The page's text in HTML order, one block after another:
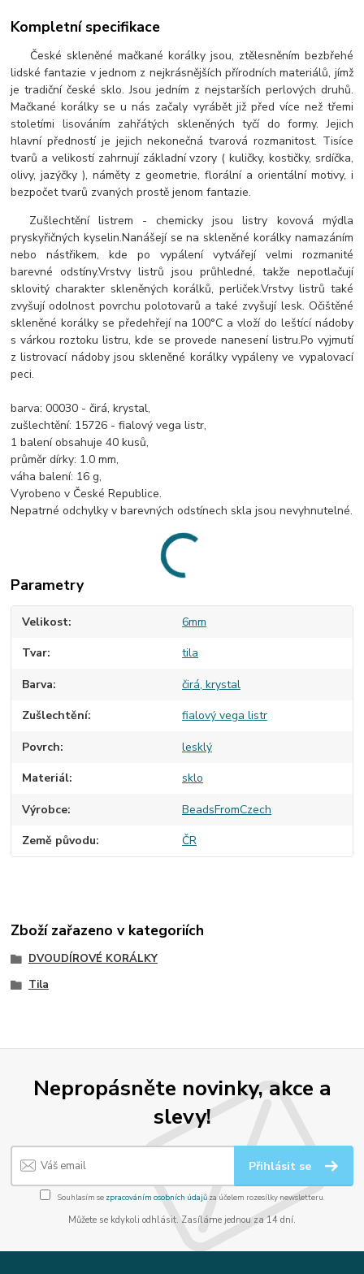
Kompletní specifikace
České skleněné mačkané korálky jsou, ztělesněním bezbřehé
lidské fantazie v jednom z nejkrásnějších přírodních materiálů, jímž
je tradiční české sklo. Jsou jedním z nejstarších perlových druhů.
Mačkané korálky se u nás začaly vyrábět již před více než třemi
stoletími lisováním zahřátých skleněných tyčí do formy. Jejich
hlavní předností je jejich nekonečná tvarová rozmanitost. Tisíce
tvarů a velikostí zahrnují základní vzory ( kuličky, kostičky, srdíčka,
olivy, jazýčky ), náměty z geometrie, florální a orientální motivy, i
bezpočet tvarů zvaných prostě jenom fantazie.
Zušlechtění listrem - chemicky jsou listry kovová mýdla
pryskyřičných kyselin.Nanášejí se na skleněné korálky namazáním
nebo nástřikem, kde po vypálení vytvářejí velmi rozmanité
barevné odstíny.Vrstvy listrů jsou průhledné, takže nepotlačují
sklovitý charakter skleněných korálků, perliček.Vrstvy listrů také
zvyšují odolnost povrchu polotovarů a také zvyšují lesk. Očištěné
skleněné korálky se předehřejí na 100°C a vloží do leštící nádoby
s várkou roztoku listru, kde se provede nanesení listru.Po vyjmutí
z listrovací nádoby jsou skleněné korálky vypáleny ve vypalovací
peci.
barva: 00030 - čirá, krystal,
zušlechtění: 15726 - fialový vega listr,
1 balení obsahuje 40 kusů,
průměr dírky: 1.0 mm,
váha balení: 16 g,
Vyrobeno v České Republice.
Nepatrné odchylky v barevných odstínech skla jsou nevyhnutelné.
Parametry
Velikost 6mm
Tvar tila
Barva čirá, krystal
Zušlechtění fialový vega listr
Povrch lesklý
Materiál sklo
Výrobce BeadsFromCzech
Země původu ČR
Zboží zařazeno v kategoriích
DVOUDÍROVÉ KORÁLKY
Tila
Nepropásněte novinky, akce a
slevy!
Přihlásit se
Souhlasím se zpracováním osobních údajůza účelem rozesílky newsletteru.
Můžete se kdykoli odhlásit. Zasíláme jednou za 14 dní.